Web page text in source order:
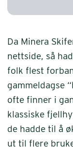
Da Minera
nettside, så
folk flest
gammeldagse
ofte finner i
klassiske
de hadde til å
ut til flere